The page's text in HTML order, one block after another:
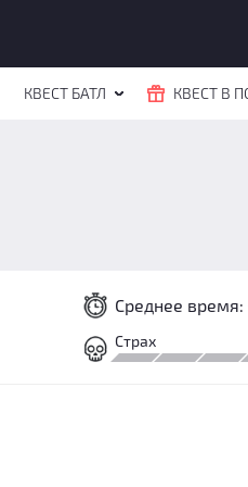
КВЕСТ БАТЛ КВЕСТ В
Среднее время:
Страх